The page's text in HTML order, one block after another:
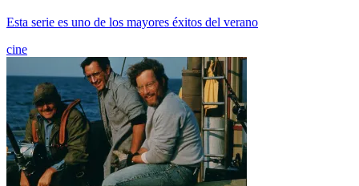
Esta serie es uno de los mayores éxitos del verano
cine